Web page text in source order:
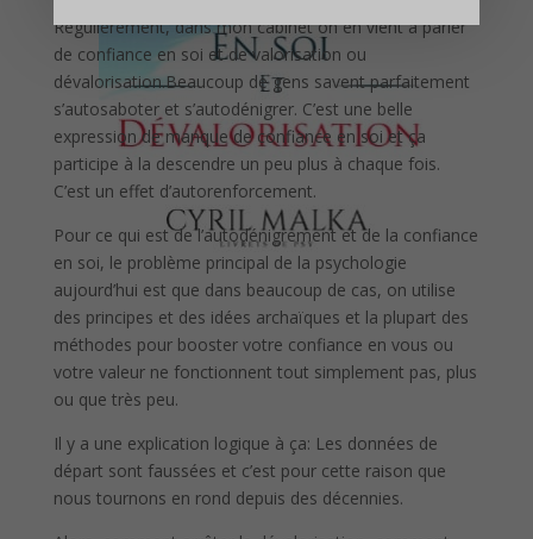
Régulièrement, dans mon cabinet on en vient à parler
de confiance en soi et de valorisation ou
dévalorisation.Beaucoup de gens savent parfaitement
s’autosaboter et s’autodénigrer. C’est une belle
expression de manque de confiance en soi et ça
participe à la descendre un peu plus à chaque fois.
C’est un effet d’autorenforcement.
Pour ce qui est de l’autodénigrement et de la confiance
en soi, le problème principal de la psychologie
aujourd’hui est que dans beaucoup de cas, on utilise
des principes et des idées archaïques et la plupart des
méthodes pour booster votre confiance en vous ou
votre valeur ne fonctionnent tout simplement pas, plus
ou que très peu.
Il y a une explication logique à ça: Les données de
départ sont faussées et c’est pour cette raison que
nous tournons en rond depuis des décennies.